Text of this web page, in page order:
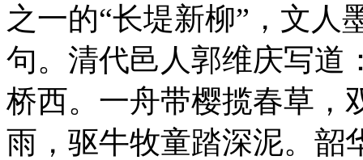
之一的“长堤新柳”，文人
句。清代邑人郭维庆写道
桥西。一舟带樱揽春草，
雨，驱牛牧童踏深泥。韶